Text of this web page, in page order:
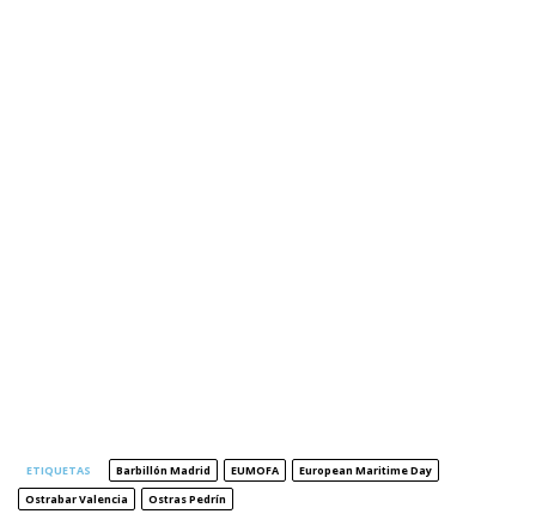
ETIQUETAS Barbillón Madrid EUMOFA
European Maritime Day
Ostrabar Valencia
Ostras Pedrín